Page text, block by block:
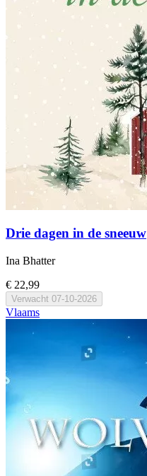
Drie dagen in de sneeuw
Ina Bhatter
€ 22,99
Verwacht 07-10-2026
Vlaams